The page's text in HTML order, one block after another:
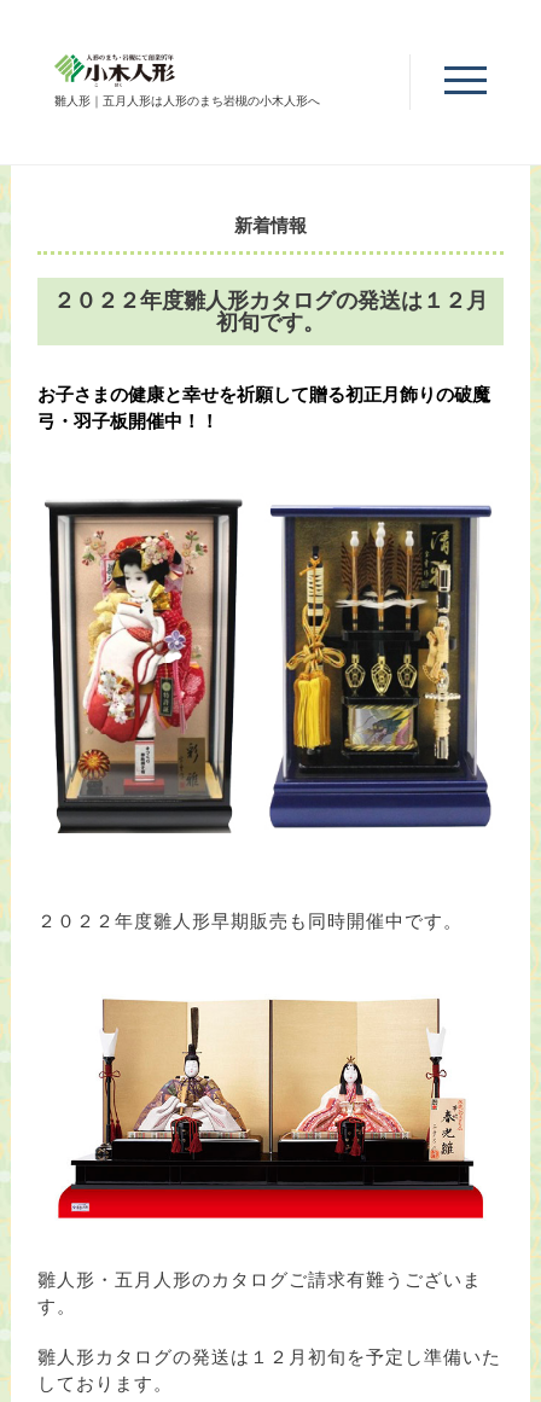
雛人形｜五月人形は人形のまち岩槻の小木人形へ
新着情報
２０２２年度雛人形カタログの発送は１２月
初旬です。
お子さまの健康と幸せを祈願して贈る初正月飾りの破魔
弓・羽子板開催中！！
２０２２年度雛人形早期販売も同時開催中です。
雛人形・五月人形のカタログご請求有難うございま
す。
雛人形カタログの発送は１２月初旬を予定し準備いた
しております。